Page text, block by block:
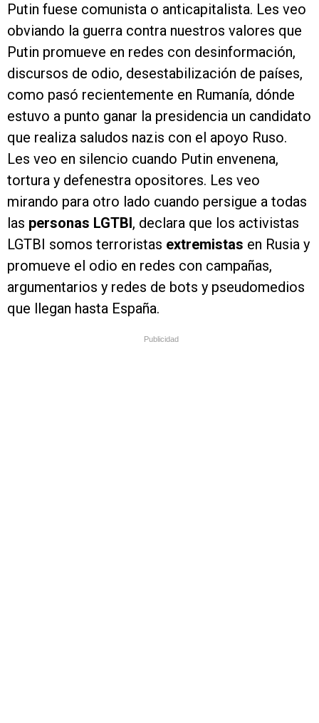
Putin fuese comunista o anticapitalista. Les veo
obviando la guerra contra nuestros valores que
Putin promueve en redes con desinformación,
discursos de odio, desestabilización de países,
como pasó recientemente en Rumanía, dónde
estuvo a punto ganar la presidencia un candidato
que realiza saludos nazis con el apoyo Ruso.
Les veo en silencio cuando Putin envenena,
tortura y defenestra opositores. Les veo
mirando para otro lado cuando persigue a todas
las personas LGTBI, declara que los activistas
LGTBI somos terroristas extremistas en Rusia y
promueve el odio en redes con campañas,
argumentarios y redes de bots y pseudomedios
que llegan hasta España.
Publicidad